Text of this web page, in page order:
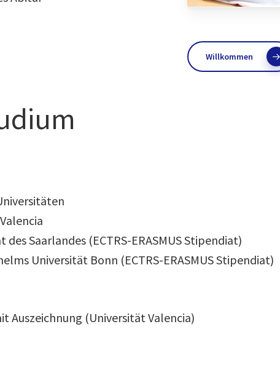
Willkommen
Saarlandes (ECTRS-ERASMUS Stipendiat)
Universität Bonn (ECTRS-ERASMUS Stipendiat)
Auszeichnung (Universität Valencia)